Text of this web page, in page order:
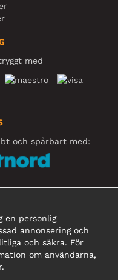
med
och spårbart med:
OÜ
Tallinn
en personlig
annonsering och
och säkra. För
om användarna,